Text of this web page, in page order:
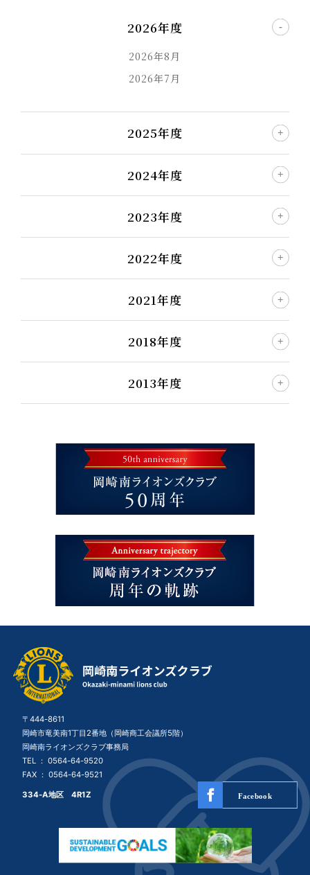
2026年度
2026年8月
2026年7月
2025年度
2024年度
2023年度
2022年度
2021年度
2018年度
2013年度
〒444-8611
岡崎市竜美南1丁目2番地（岡崎商工会議所5階）
岡崎南ライオンズクラブ事務局
TEL ：0564-64-9520
FAX ： 0564-64-9521
334-A地区 4R1Z